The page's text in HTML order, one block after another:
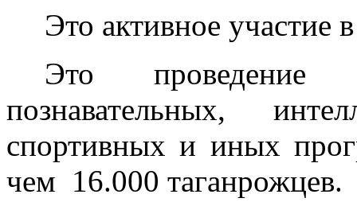
Это активное участие
Это проведение
познавательных,
спортивных и иных
чем 16.000 таганрожцев.